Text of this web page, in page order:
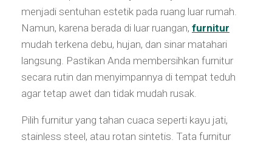
menjadi sentuhan estetik pada ruang luar rumah.
Namun, karena berada di luar ruangan, furnitur
mudah terkena debu, hujan, dan sinar matahari
langsung. Pastikan Anda membersihkan furnitur
secara rutin dan menyimpannya di tempat teduh
agar tetap awet dan tidak mudah rusak.
Pilih furnitur yang tahan cuaca seperti kayu jati,
stainless steel, atau rotan sintetis. Tata furnitur